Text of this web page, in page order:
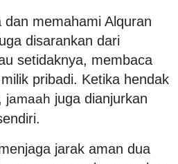
memahami Alquran
disarankan dari
setidaknya, membaca
pribadi. Ketika hendak
jamaah juga dianjurkan
jarak aman dua